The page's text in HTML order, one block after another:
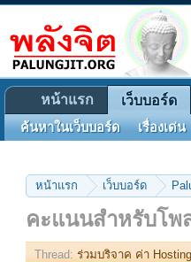
หน้าแรก เว็บบอร์ด
คะแนนสำหรับโพ
Thread: ร่วมบริจาค ค่า
หน้าแรก เว็บบอร์ด
ค้นหาในเว็บบอร์ด เรื่องเด่น